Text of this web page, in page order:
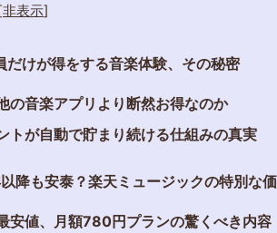
非表示]
だけが得をする音楽体験、その秘密
の音楽アプリより断然お得なのか
トが自動で貯まり続ける仕組みの真実
降も安泰？楽天ミュージックの特別な
安値、月額780円プランの驚くべき内容